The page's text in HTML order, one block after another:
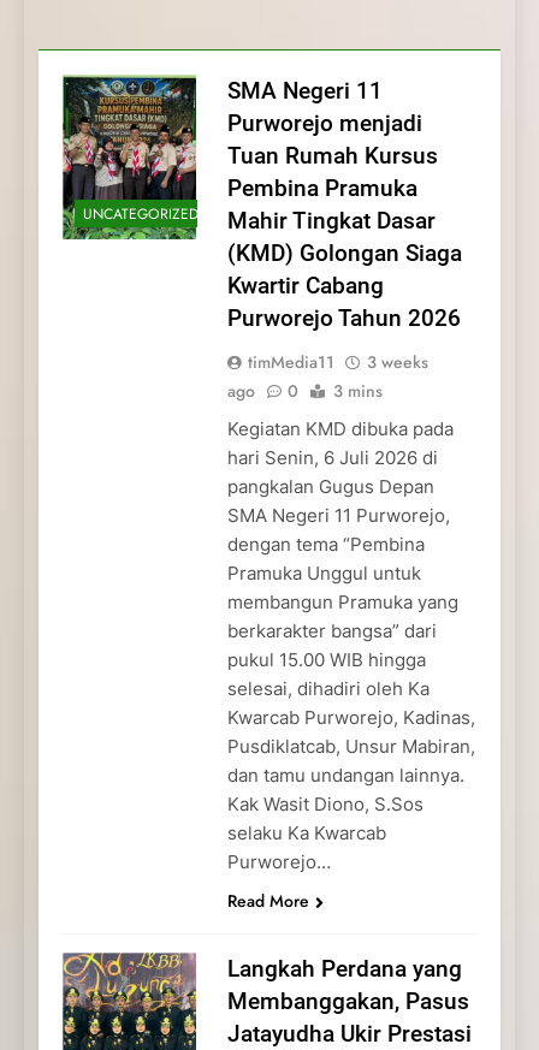
dan Pengabdian Generasi
Pramuka
Pramuka
Kepedulian
UNCATEGORIZED
SMA Negeri 11
Purworejo menjadi
Tuan Rumah Kursus
Pembina Pramuka
Mahir Tingkat Dasar
(KMD) Golongan Siaga
Kwartir Cabang
Purworejo Tahun 2026
timMedia11
3 weeks
ago
0 3 mins
Kegiatan KMD dibuka pada
hari Senin, 6 Juli 2026 di
pangkalan Gugus Depan
SMA Negeri 11 Purworejo,
dengan tema “Pembina
Pramuka Unggul untuk
membangun Pramuka yang
berkarakter bangsa” dari
pukul 15.00 WIB hingga
selesai, dihadiri oleh Ka
Kwarcab Purworejo, Kadinas,
Pusdiklatcab, Unsur Mabiran,
dan tamu undangan lainnya.
Kak Wasit Diono, S.Sos
selaku Ka Kwarcab
Purworejo…
Read More
Langkah Perdana yang
Membanggakan, Pasus
Jatayudha Ukir Prestasi